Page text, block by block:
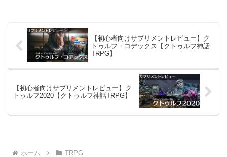
【初心者向けサプリメントレビュー】ク
トゥルフ・コデックス【クトゥルフ神話
TRPG】
【初心者向けサプリメントレビュー】ク
トゥルフ2020【クトゥルフ神話TRPG】
ホーム TRPG